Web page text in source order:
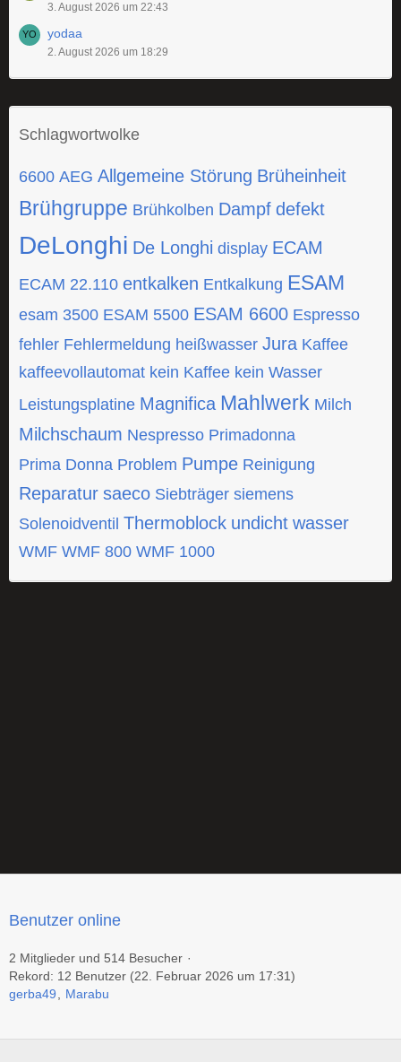
3. August 2026 um 22:43
yodaa
2. August 2026 um 18:29
Schlagwortwolke
6600 AEG Allgemeine Störung Brüheinheit
Brühgruppe Brühkolben Dampf defekt
DeLonghi De Longhi display ECAM
ECAM 22.110 entkalken Entkalkung ESAM
esam 3500 ESAM 5500 ESAM 6600 Espresso
fehler Fehlermeldung heißwasser Jura Kaffee
kaffeevollautomat kein Kaffee kein Wasser
Leistungsplatine Magnifica Mahlwerk Milch
Milchschaum Nespresso Primadonna
Prima Donna Problem Pumpe Reinigung
Reparatur saeco Siebträger siemens
Solenoidventil Thermoblock undicht wasser
WMF WMF 800 WMF 1000
Benutzer online
2 Mitglieder und 514 Besucher
Rekord: 12 Benutzer (22. Februar 2026 um 17:31)
gerba49
Marabu